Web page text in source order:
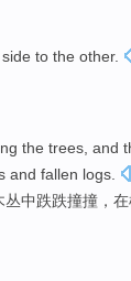
to the other.
the trees , and
and fallen logs
丛中跌跌撞撞 ， 在